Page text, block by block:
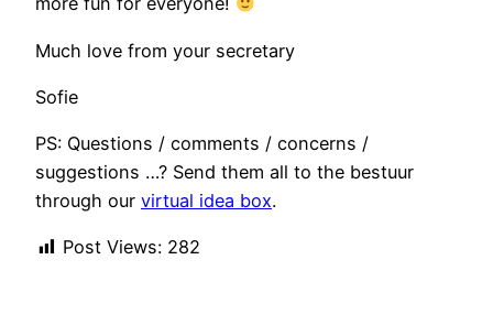
Much love from your secretary
Sofie
PS: Questions / comments / concerns /
suggestions …? Send them all to the bestuur
through our virtual idea box.
Post Views: 282